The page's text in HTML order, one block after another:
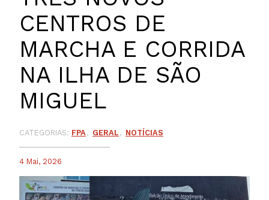
COMUNICADOS DE IMPRENSA
NEWSLETTER FPA
CENTROS DE
MARCHA E CORRIDA
NA ILHA DE SÃO
MIGUEL
CATEGORIAS: FPA GERAL NOTÍCIAS
4 Mai, 2026